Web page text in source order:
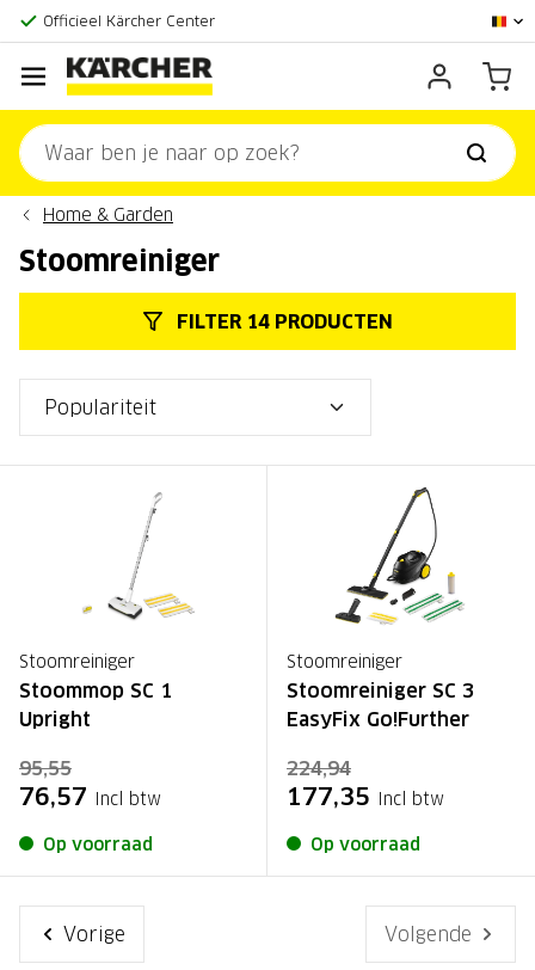
Officieel Kärcher Center
Klantenscore:9,3/10
Home & Garden
Stoomreiniger
FILTER 14 PRODUCTEN
Stoomreiniger
Stoommop SC 1
Upright
95,55
76,57 Incl btw
Op voorraad
Stoomreiniger
Stoomreiniger SC 3
EasyFix Go!Further
224,94
177,35 Incl btw
Op voorraad
Vorige Volgende